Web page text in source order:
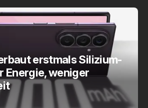
erstmals Silizium-
Energie, weniger